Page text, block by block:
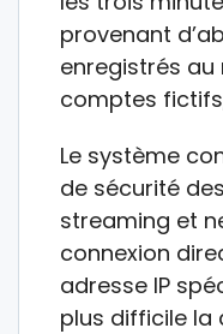
provenant
enregistrés
comptes
Le système
de sécurité
streaming et
connexion
adresse IP
plus difficile la